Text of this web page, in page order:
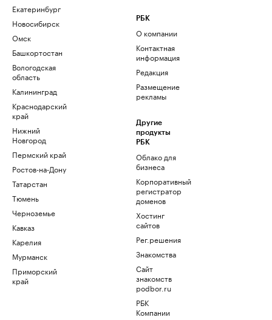
Екатеринбург
Новосибирск
Омск
Башкортостан
Вологодская
область
Калининград
Краснодарский
край
Нижний
Новгород
Пермский край
Ростов-на-Дону
Татарстан
Тюмень
Черноземье
Кавказ
Карелия
Мурманск
Приморский
край
РБК
О компании
Контактная
информация
Редакция
Размещение
рекламы
Другие
продукты
РБК
Облако для
бизнеса
Корпоративный
регистратор
доменов
Хостинг
сайтов
Рег.решения
Знакомства
Сайт
знакомств
podbor.ru
РБК
Компании